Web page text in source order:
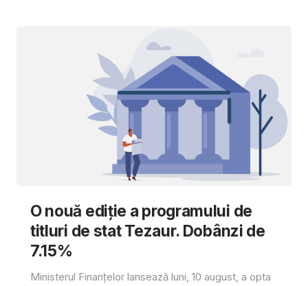
O nouă ediție a programului de
titluri de stat Tezaur. Dobânzi de
7.15%
Ministerul Finanțelor lansează luni, 10 august, a opta